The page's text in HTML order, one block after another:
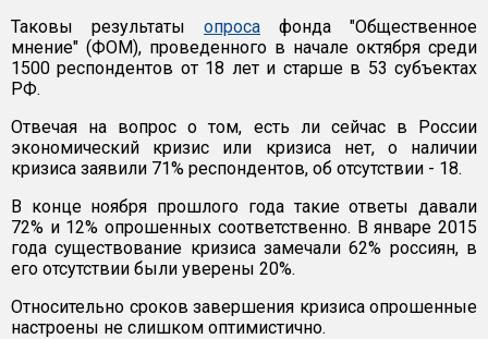
Таковы результаты опроса фонда "Общественное
мнение" (ФОМ), проведенного в начале октября среди
1500 респондентов от 18 лет и старше в 53 субъектах
РФ.
Отвечая на вопрос о том, есть ли сейчас в России
экономический кризис или кризиса нет, о наличии
кризиса заявили 71% респондентов, об отсутствии - 18.
В конце ноября прошлого года такие ответы давали
72% и 12% опрошенных соответственно. В январе 2015
года существование кризиса замечали 62% россиян, в
его отсутствии были уверены 20%.
Относительно сроков завершения кризиса опрошенные
настроены не слишком оптимистично.